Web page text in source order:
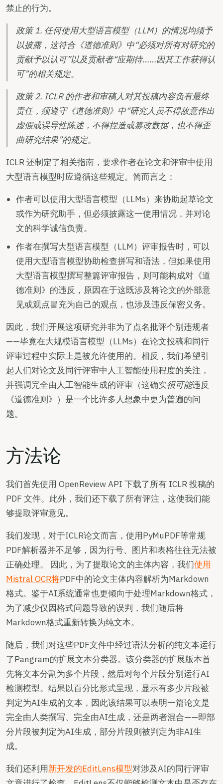
禁止的行为。
政策 1. 任何使用大型语言模型（LLM）的情况均须予
以披露，这符合《道德准则》中“必须对所有对研究的
贡献予以认可”以及贡献者“应期待……因其工作获得认
可”的相关规定。
政策 2. ICLR 的作者和审稿人对其投稿内容负有最终
责任，须遵守《道德准则》中“研究人员不得故意作出
虚假或误导性陈述，不得捏造或篡改数据，也不得歪
曲研究结果”的规定。
ICLR 还制定了相关指南，要求作者在论文和评审中使用
大型语言模型时应遵循这些规定。简而言之：
作者可以使用大型语言模型（LLMs）来协助起草论文
或作为研究助手，但必须披露这一使用情况，并对论
文的科学诚信负责。
作者在撰写大型语言模型（LLM）评审报告时，可以
使用大型语言模型协助检查拼写和语法，但如果使用
大型语言模型撰写整篇评审报告，则可能构成对《道
德准则》的违反，原因在于这既涉及将论文的外部意
见或观点冒充为自己的观点，也涉及违反保密义务。
因此，我们开展这项研究并非为了点名批评个别违规者
——毕竟在大规模语言模型（LLMs）在论文投稿和同行
评审过程中实际上是被允许使用的。相反，我们希望引
起人们对论文及同行评审中人工智能使用程度的关注，
并强调完全由人工智能生成的评审（这确实很可能违反
《道德准则》）是一个比许多人想象中更为普遍的问
题。
方法论
我们首先使用 OpenReview API 下载了所有 ICLR 投稿的
PDF 文件。此外，我们还下载了所有评注，这使我们能
够提取评审意见。
我们发现，对于ICLR论文而言，使用PyMuPDF等常规
PDF解析器并不足够，因为行号、图片和表格往往无法被
正确处理。 因此，为了提取论文的主体内容，我们使用
Mistral OCR将PDF中的论文主体内容解析为Markdown
格式。鉴于AI系统通常也更倾向于处理Markdown格式，
为了减少仅因格式问题导致的误判，我们随后将
Markdown格式重新转换为纯文本。
随后，我们对这些PDF文件中经过语法分析的纯文本运行
了Pangram的扩展文本分类器。该分类器的扩展版本首
先将文本分割为多个片段，然后对每个片段分别运行AI
检测模型。结果以百分比形式呈现，显示有多少片段被
判定为AI生成的文本，因此该结果可以表明一篇论文是
完全由人类撰写、完全由AI生成，还是两者混合——即部
分片段被判定为AI生成，部分片段则被判定为非AI生
成。
我们还利用新开发的EditLens模型对涉及AI的同行评审